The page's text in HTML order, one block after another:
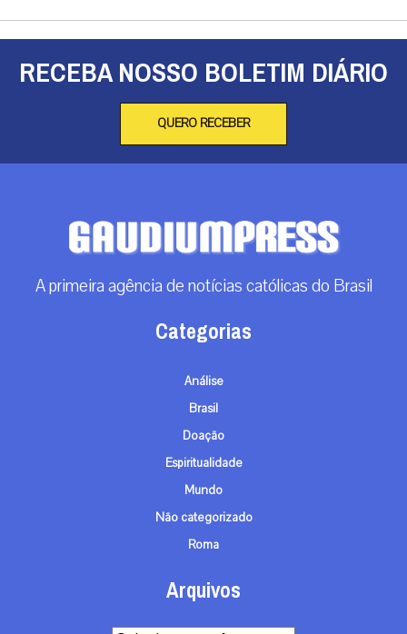
RECEBA NOSSO BOLETIM DIÁRIO
QUERO RECEBER
A primeira agência de notícias católicas do Brasil
Categorias
Análise
Brasil
Doação
Espiritualidade
Mundo
Não categorizado
Roma
Arquivos